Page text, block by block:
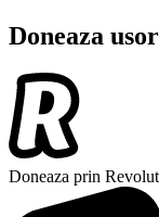
Doneaza
Doneaza prin Revolut